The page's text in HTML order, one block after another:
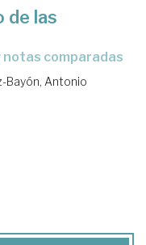
de las
notas comparadas
Bayón, Antonio